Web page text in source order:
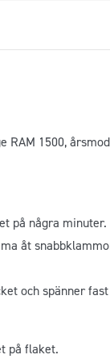
1500,
på några minuter.
åt
och spänner
på flaket.